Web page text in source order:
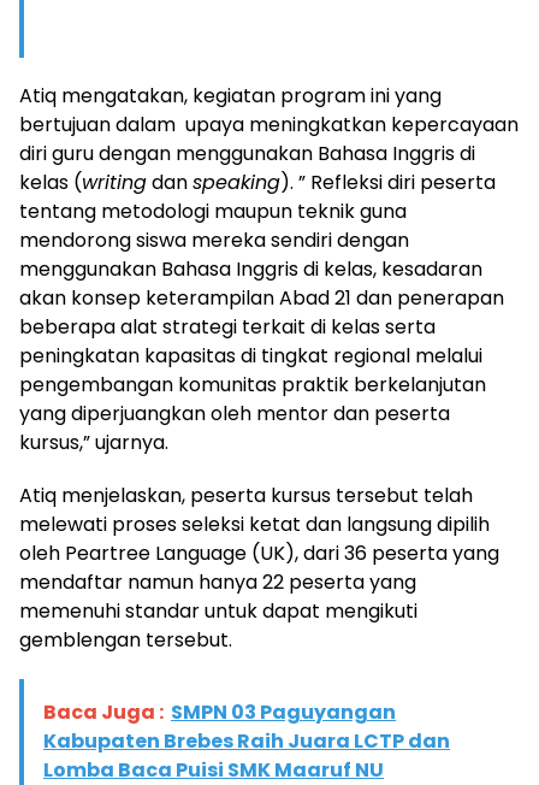
Atiq mengatakan, kegiatan program ini yang
bertujuan dalam upaya meningkatkan kepercayaan
diri guru dengan menggunakan Bahasa Inggris di
kelas (writingdanspeaking). ” Refleksi diri peserta
tentang metodologi maupun teknik guna
mendorong siswa mereka sendiri dengan
menggunakan Bahasa Inggris di kelas, kesadaran
akan konsep keterampilan Abad 21 dan penerapan
beberapa alat strategi terkait di kelas serta
peningkatan kapasitas di tingkat regional melalui
pengembangan komunitas praktik berkelanjutan
yang diperjuangkan oleh mentor dan peserta
kursus,” ujarnya.
Atiq menjelaskan, peserta kursus tersebut telah
melewati proses seleksi ketat dan langsung dipilih
oleh Peartree Language (UK), dari 36 peserta yang
mendaftar namun hanya 22 peserta yang
memenuhi standar untuk dapat mengikuti
gemblengan tersebut.
Baca Juga : SMPN 03 Paguyangan
Kabupaten Brebes Raih Juara LCTP dan
Lomba Baca Puisi SMK Maaruf NU